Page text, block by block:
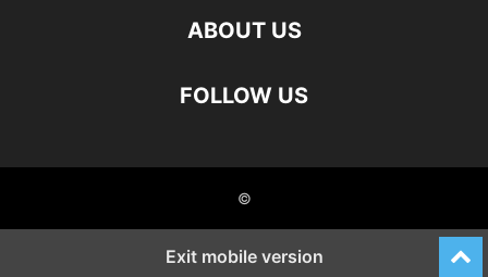
ABOUT US
FOLLOW US
©
Exit mobile version